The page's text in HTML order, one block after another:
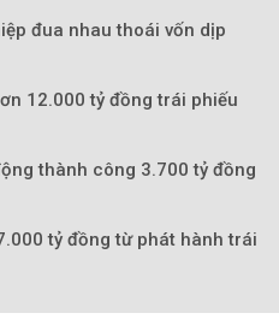
đua nhau thoái vốn dịp
12.000 tỷ đồng trái phiếu
thành công 3.700 tỷ đồng
tỷ đồng từ phát hành trái